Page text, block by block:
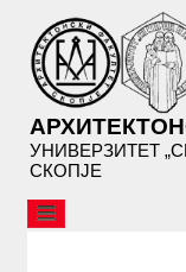
УНИВЕРЗИТЕТ
СКОПЈЕ
АФС